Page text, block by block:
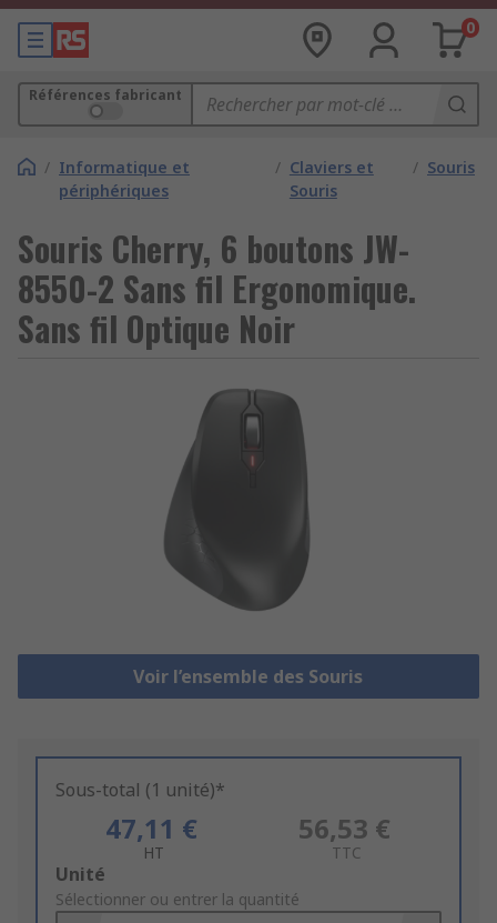
0
Références fabricant
/ Informatique et
périphériques
/ Claviers et
Souris
/ Souris
Souris Cherry, 6 boutons JW-
8550-2 Sans fil Ergonomique.
Sans fil Optique Noir
Voir l’ensemble des Souris
Sous-total (1 unité)*
47,11 €
HT
56,53 €
TTC
Add
to
Unité
Sélectionner ou entrer la quantité